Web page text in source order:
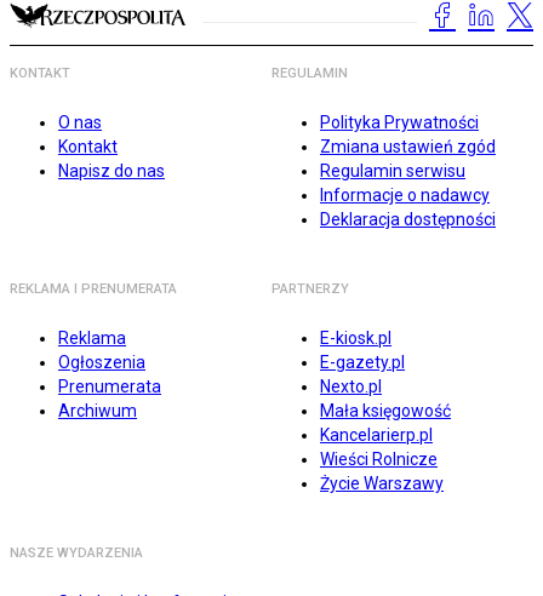
KONTAKT
O nas
Kontakt
Napisz do nas
REGULAMIN
Polityka Prywatności
Zmiana ustawień zgód
Regulamin serwisu
Informacje o nadawcy
Deklaracja dostępności
REKLAMA I PRENUMERATA
Reklama
Ogłoszenia
Prenumerata
Archiwum
PARTNERZY
E-kiosk.pl
E-gazety.pl
Nexto.pl
Mała księgowość
Kancelarierp.pl
Wieści Rolnicze
Życie Warszawy
NASZE WYDARZENIA